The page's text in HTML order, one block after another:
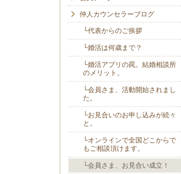
仲人カウンセラーブログ
└代表からのご挨拶
└婚活は何歳まで？
└婚活アプリの罠。結婚相談所
のメリット。
└会員さま、活動開始されまし
た。
└お見合いのお申し込みが続々
と。
└オンラインで全国どこからで
もご相談頂けます。
└会員さま、お見合い成立！